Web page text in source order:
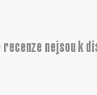
recenze nejsou k